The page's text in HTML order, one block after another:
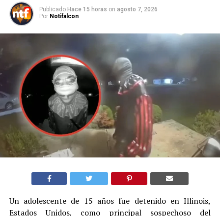
Publicado Hace 15 horas on agosto 7, 2026
Por Notifalcon
Un adolescente de 15 años fue detenido en Illinois,
Estados Unidos, como principal sospechoso del